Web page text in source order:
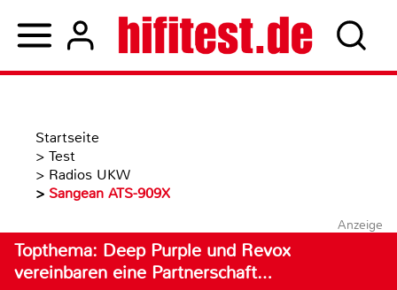
Startseite
> Test
> Radios UKW
> Sangean ATS-909X
Anzeige
Topthema: Deep Purple und Revox
vereinbaren eine Partnerschaft…